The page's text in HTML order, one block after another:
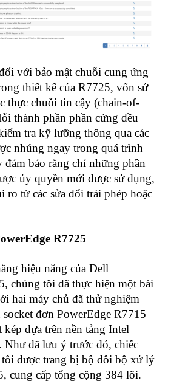
với bảo mật chuỗi cung ứng
thiết kế của R7725, vốn sử
thực chuỗi tin cậy (chain-of-
thành phần phần cứng đều
tra kỹ lưỡng thông qua các
nhúng ngay trong quá trình
đảm bảo rằng chỉ những phần
ủy quyền mới được sử dụng,
ro từ các sửa đổi trái phép hoặc
R7725
hiệu năng của Dell
chúng tôi đã thực hiện một bài
hai máy chủ đã thử nghiệm
đơn PowerEdge R7715
kép dựa trên nền tảng Intel
Như đã lưu ý trước đó, chiếc
được trang bị bộ đôi bộ xử lý
cung cấp tổng cộng 384 lõi.